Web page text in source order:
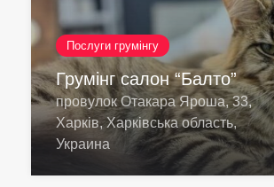
Послуги грумінгу
Грумінг салон “Балто”
провулок Отакара Яроша, 33,
Харків, Харківська область,
Украина